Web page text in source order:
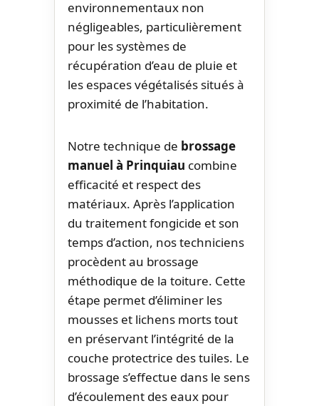
environnementaux non
négligeables, particulièrement
pour les systèmes de
récupération d’eau de pluie et
les espaces végétalisés situés à
proximité de l’habitation.
Notre technique de brossage
manuel à Prinquiau combine
efficacité et respect des
matériaux. Après l’application
du traitement fongicide et son
temps d’action, nos techniciens
procèdent au brossage
méthodique de la toiture. Cette
étape permet d’éliminer les
mousses et lichens morts tout
en préservant l’intégrité de la
couche protectrice des tuiles. Le
brossage s’effectue dans le sens
d’écoulement des eaux pour